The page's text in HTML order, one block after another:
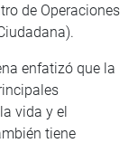
de Operaciones
enfatizó que la
vida y el
tiene